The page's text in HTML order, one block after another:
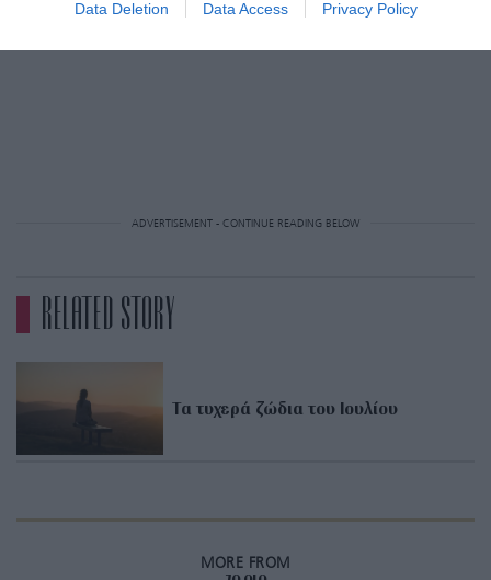
Data Deletion Data Access Privacy Policy
επισημοποιήσετε τη σχέση σας.
ADVERTISEMENT - CONTINUE READING BELOW
RELATED STORY
Τα τυχερά ζώδια του Ιουλίου
MORE FROM